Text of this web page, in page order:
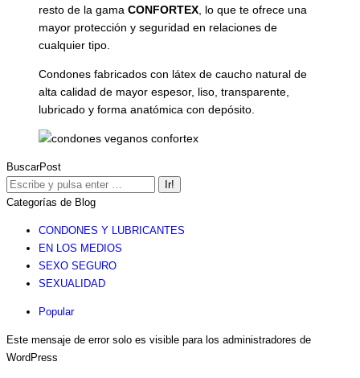
resto de la gama CONFORTEX , lo que te ofrece una
mayor protección y seguridad en relaciones de
cualquier tipo.
Condones fabricados con látex de caucho natural de
alta calidad de mayor espesor, liso, transparente,
lubricado y forma anatómica con depósito.
BuscarPost
Buscar:
Categorías de Blog
CONDONES Y LUBRICANTES
EN LOS MEDIOS
SEXO SEGURO
SEXUALIDAD
Popular
Este mensaje de error solo es visible para los administradores de
WordPress